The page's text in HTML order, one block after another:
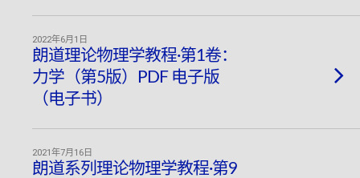
2022年6月1日
朗道理论物理学教程·第1卷：
力学（第5版）PDF 电子版
（电子书）
2021年7月16日
朗道系列理论物理学教程·第9